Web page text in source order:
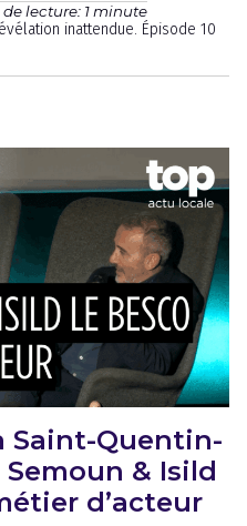
de lecture: 1 minute
inattendue. Épisode 10
Saint-Quentin-
Semoun & Isild
d’acteur